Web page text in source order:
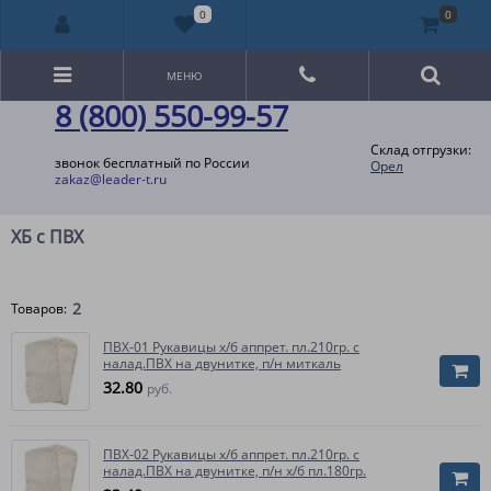
8 (800) 550-99-57
звонок бесплатный по России
zakaz@leader-t.ru
Склад отгрузки:
Орел
МЕНЮ
ХБ с ПВХ
Товаров: 2
ПВХ-01 Рукавицы х/б аппрет. пл.210гр. с
налад.ПВХ на двунитке, п/н миткаль
32.80 руб.
ПВХ-02 Рукавицы х/б аппрет. пл.210гр. с
налад.ПВХ на двунитке, п/н х/б пл.180гр.
0 0